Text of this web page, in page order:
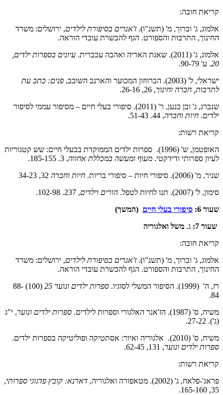
קריאת חובה:
אלמוג, ג' וברוך, מ' (תשנ"ו).ז'אנרים בסיפורת לילדים, ירושלים: משרד
החינוך, התרבות והספורט. הגף להכשרת עובדי הוראה.
אלמוג, ג' (2011). שאגת האריה ואהבה עכברית.
עיונים בספרות ילדים,
20. ע' 90-79.
ישראלי, ל' (2003). הברווזון המכוער והארנב השובב,
פנים: כתב עת
לתרבות, חברה וחינוך, 26, 26-16.
שנברג, ג' ובן כנען, ר' (2011). סיפורי בעלי חיים – מסיפור עממי לסיפור
ילדים. חיות וחברה, 44. 51-43.
קריאת רשות:
האופטמן, ש' (1996). ספרות ילדים הממוקדת בבעלי חיים: שש קטגוריות
לעיון ספרותי ודידקטי. מעוף ומעשה במכללת אחווה, 3. 185-155.
שניר, מ' (2006). סיפורי חיות – סיפורי בריות.
חיות וחברה
סימון, ל' (2007). תנו לחיות לטפל.
הורים וילדים, 237. 102-98.
שעור 6:
סיפורי בעלי חיים (המשך)
שעור 7:
ג. משל ואלגוריה
קריאת חובה:
אלמוג, ג' וברוך, מ' (תשנ"ו).ז'אנרים בסיפורת לילדים, ירושלים: משרד
החינוך, התרבות והספורט. הגף להכשרת עובדי הוראה.
רז, ה' (1999). הסיפור המשלי לסוגיו.
ספרות ילדים ונוער 25
(100) 88-
84.
משיח, ס' (1987). הז'אנר האלגורי וספרות לילדים.
ספרות ילדים ונוער, י"ג
(ג'). 27-22.
משיח, ס' (2010). אלגוריה ואיור: אסתטיקה ופוליטיקה בספרות ילדים.
ספרות ילדים ונוער, 131, 62-45.
קריאת רשות:
פראג'-פלאח, ג' (2002). מטאפורה ואלגוריה,
דארנא: קובץ פדגוגי ספרותי,
35, 165-160.